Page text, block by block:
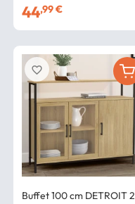
44,99 €
Buffet 100 cm DETROIT 2
favorite_border